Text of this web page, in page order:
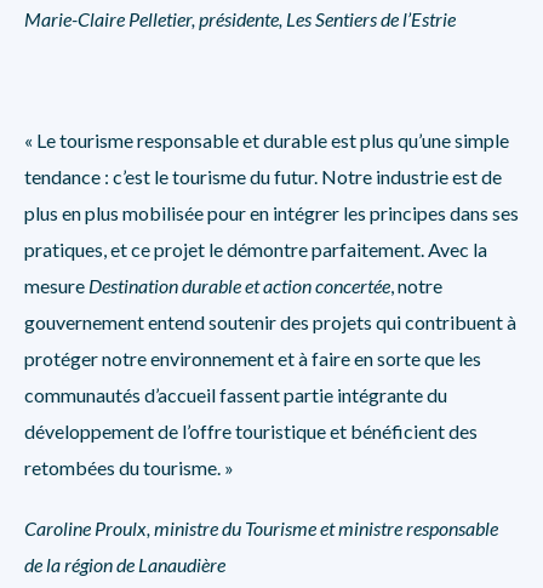
Marie-Claire Pelletier, présidente, Les Sentiers de l’Estrie
« Le tourisme responsable et durable est plus qu’une simple
tendance : c’est le tourisme du futur. Notre industrie est de
plus en plus mobilisée pour en intégrer les principes dans ses
pratiques, et ce projet le démontre parfaitement. Avec la
mesure Destination durable et action concertée, notre
gouvernement entend soutenir des projets qui contribuent à
protéger notre environnement et à faire en sorte que les
communautés d’accueil fassent partie intégrante du
développement de l’offre touristique et bénéficient des
retombées du tourisme. »
Caroline Proulx, ministre du Tourisme et ministre responsable
de la région de Lanaudière